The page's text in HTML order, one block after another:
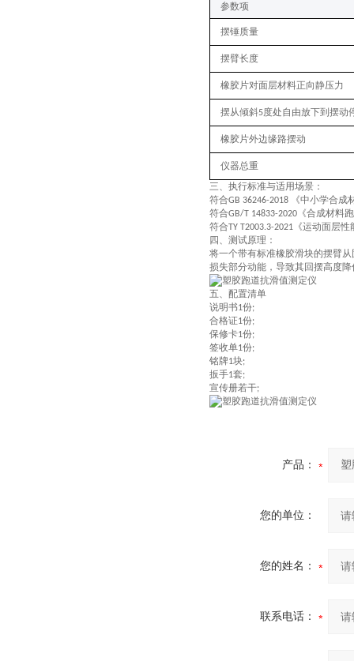
‌参数项‌
摆锤质量
摆臂长度
橡胶片对面层材料正向静压力
摆从倾斜5度处自由放下到摆动
橡胶片外边缘路摆动
仪器总重
三、 执行标准与适用场景 ：
符合GB 36246-2018
《中小学合成
符合GB/T 14833-2020 《合成材料
符合TY T2003.3-2021 《运动面层
四、 测试原理：
将一个带有标准橡胶滑块的摆臂
损失部分动能，导致其回摆高度
五、配置清单
说明书1份;
合格证1份;
保修卡1份;
签收单1份;
铭牌1块;
扳手1套;
宣传册若干;
产品：
您的单位：
您的姓名：
联系电话：